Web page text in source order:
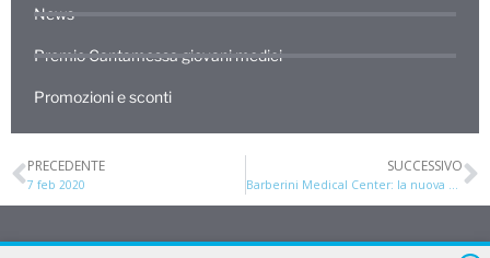
News
Premio Cantamessa giovani medici
Promozioni e sconti
PRECEDENTE
7 feb 2020
SUCCESSIVO